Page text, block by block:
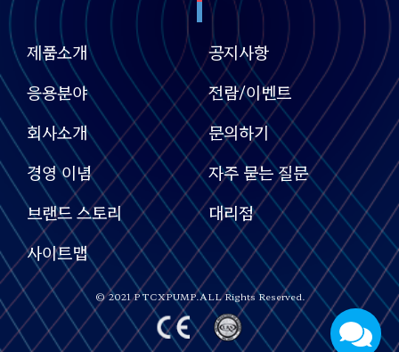
회사소개
경영 이념
브랜드 스토리
사이트맵
제품소개
응용분야
공지사항
전람/이벤트
문의하기
자주 묻는 질문
대리점
© 2021 PTCXPUMP.ALL Rights Reserved.